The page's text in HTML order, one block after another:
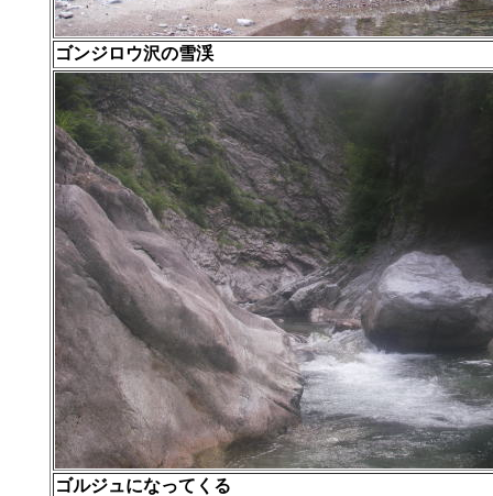
ゴンジロウ沢の雪渓
ゴルジュになってくる